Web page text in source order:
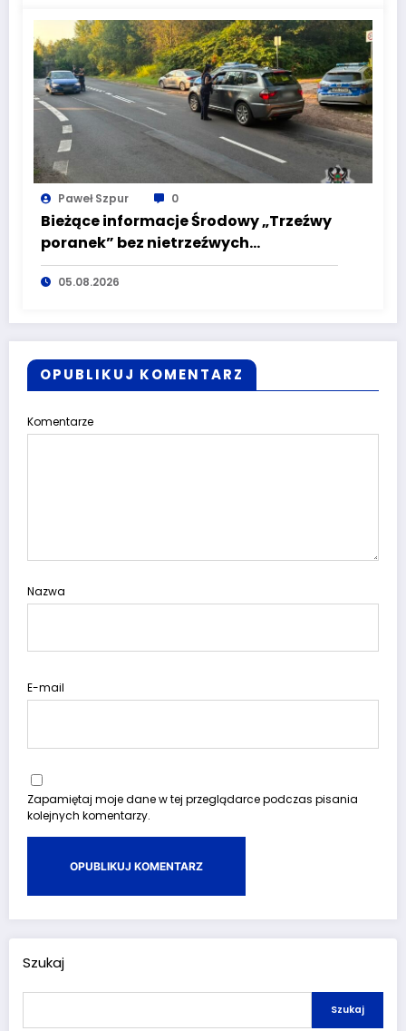
Paweł Szpur 0
Bieżące informacje Środowy „Trzeźwy
poranek” bez nietrzeźwych
kierujących! To cieszy!
05.08.2026
OPUBLIKUJ KOMENTARZ
Komentarze
Nazwa
E-mail
Zapamiętaj moje dane w tej przeglądarce podczas pisania
kolejnych komentarzy.
Szukaj
Szukaj